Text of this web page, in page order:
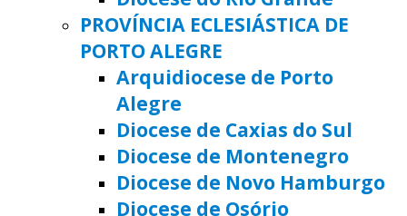
PROVÍNCIA ECLESIÁSTICA DE
PORTO ALEGRE
Arquidiocese de Porto
Alegre
Diocese de Caxias do Sul
Diocese de Montenegro
Diocese de Novo Hamburgo
Diocese de Osório